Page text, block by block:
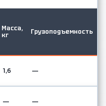
Масса,
кг
Грузоподъемность
1,6 —
— —